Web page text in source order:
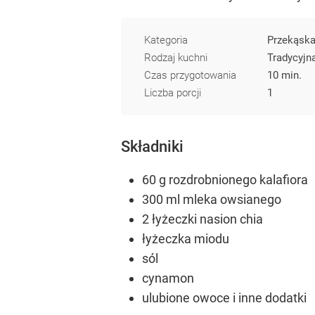
Kategoria
Przekąska
Rodzaj kuchni
Czas przygotowania
10 min.
Liczba porcji
1
Składniki
60 g rozdrobnionego kalafiora
300 ml mleka owsianego
2 łyżeczki nasion chia
łyżeczka miodu
sól
cynamon
ulubione owoce i inne dodatki